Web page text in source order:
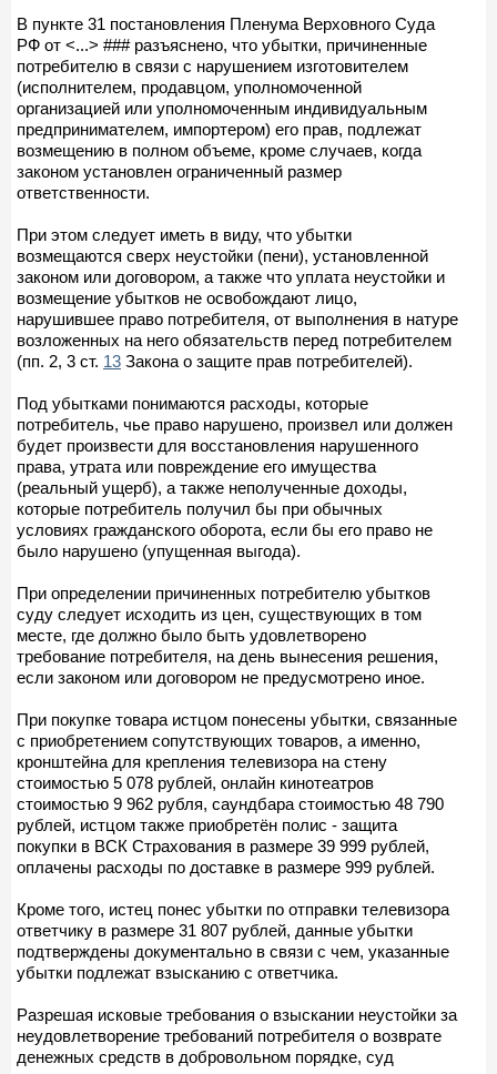
В пункте 31 постановления Пленума Верховного Суда
РФ от <...> ### разъяснено, что убытки, причиненные
потребителю в связи с нарушением изготовителем
(исполнителем, продавцом, уполномоченной
организацией или уполномоченным индивидуальным
предпринимателем, импортером) его прав, подлежат
возмещению в полном объеме, кроме случаев, когда
законом установлен ограниченный размер
ответственности.
При этом следует иметь в виду, что убытки
возмещаются сверх неустойки (пени), установленной
законом или договором, а также что уплата неустойки и
возмещение убытков не освобождают лицо,
нарушившее право потребителя, от выполнения в натуре
возложенных на него обязательств перед потребителем
(пп. 2, 3 ст. 13 Закона о защите прав потребителей).
Под убытками понимаются расходы, которые
потребитель, чье право нарушено, произвел или должен
будет произвести для восстановления нарушенного
права, утрата или повреждение его имущества
(реальный ущерб), а также неполученные доходы,
которые потребитель получил бы при обычных
условиях гражданского оборота, если бы его право не
было нарушено (упущенная выгода).
При определении причиненных потребителю убытков
суду следует исходить из цен, существующих в том
месте, где должно было быть удовлетворено
требование потребителя, на день вынесения решения,
если законом или договором не предусмотрено иное.
При покупке товара истцом понесены убытки, связанные
с приобретением сопутствующих товаров, а именно,
кронштейна для крепления телевизора на стену
стоимостью 5 078 рублей, онлайн кинотеатров
стоимостью 9 962 рубля, саундбара стоимостью 48 790
рублей, истцом также приобретён полис - защита
покупки в ВСК Страхования в размере 39 999 рублей,
оплачены расходы по доставке в размере 999 рублей.
Кроме того, истец понес убытки по отправки телевизора
ответчику в размере 31 807 рублей, данные убытки
подтверждены документально в связи с чем, указанные
убытки подлежат взысканию с ответчика.
Разрешая исковые требования о взыскании неустойки за
неудовлетворение требований потребителя о возврате
денежных средств в добровольном порядке, суд